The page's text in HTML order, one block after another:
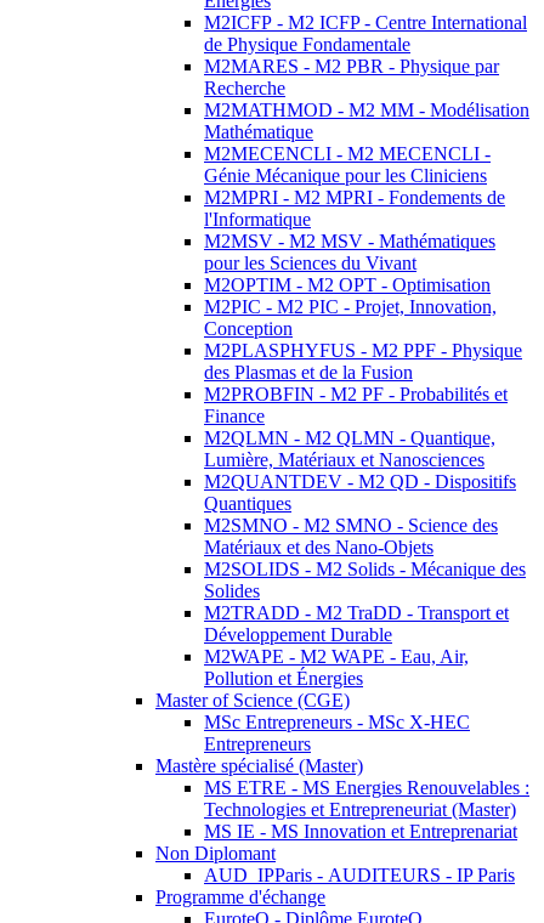
M2ICFP - M2 ICFP - Centre International
de Physique Fondamentale
M2MARES - M2 PBR - Physique par
Recherche
M2MATHMOD - M2 MM - Modélisation
Mathématique
M2MECENCLI - M2 MECENCLI -
Génie Mécanique pour les Cliniciens
M2MPRI - M2 MPRI - Fondements de
l'Informatique
M2MSV - M2 MSV - Mathématiques
pour les Sciences du Vivant
M2OPTIM - M2 OPT - Optimisation
M2PIC - M2 PIC - Projet, Innovation,
Conception
M2PLASPHYFUS - M2 PPF - Physique
des Plasmas et de la Fusion
M2PROBFIN - M2 PF - Probabilités et
Finance
M2QLMN - M2 QLMN - Quantique,
Lumière, Matériaux et Nanosciences
M2QUANTDEV - M2 QD - Dispositifs
Quantiques
M2SMNO - M2 SMNO - Science des
Matériaux et des Nano-Objets
M2SOLIDS - M2 Solids - Mécanique des
Solides
M2TRADD - M2 TraDD - Transport et
Développement Durable
M2WAPE - M2 WAPE - Eau, Air,
Pollution et Énergies
Master of Science (CGE)
MSc Entrepreneurs - MSc X-HEC
Entrepreneurs
Mastère spécialisé (Master)
MS ETRE - MS Energies Renouvelables :
Technologies et Entrepreneuriat (Master)
MS IE - MS Innovation et Entreprenariat
Non Diplomant
AUD_IPParis - AUDITEURS - IP Paris
Programme d'échange
EuroteQ - Diplôme EuroteQ